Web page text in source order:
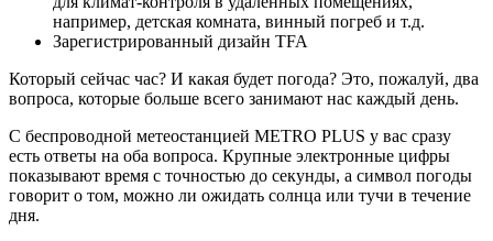
например, детская комната, винный погреб и т.д.
Зарегистрированный дизайн TFA
Который сейчас час? И какая будет погода? Это, пожалуй, два
вопроса, которые больше всего занимают нас каждый день.
С беспроводной метеостанцией METRO PLUS у вас сразу
есть ответы на оба вопроса. Крупные электронные цифры
показывают время с точностью до секунды, а символ погоды
говорит о том, можно ли ожидать солнца или тучи в течение
дня.